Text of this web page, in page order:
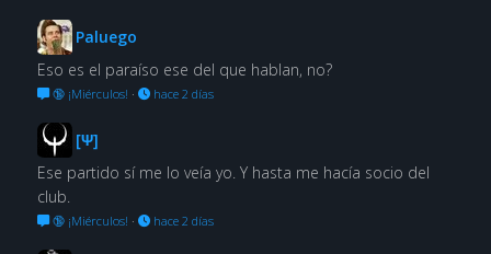
Paluego
Eso es el paraíso ese del que hablan, no?
🔞 ¡Miérculos! · hace 2 días
[Ψ]
Ese partido sí me lo veía yo. Y hasta me hacía socio del
club.
🔞 ¡Miérculos! · hace 2 días